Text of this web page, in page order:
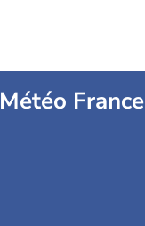
Météo France